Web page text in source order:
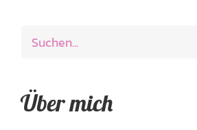
nach:
Über mich